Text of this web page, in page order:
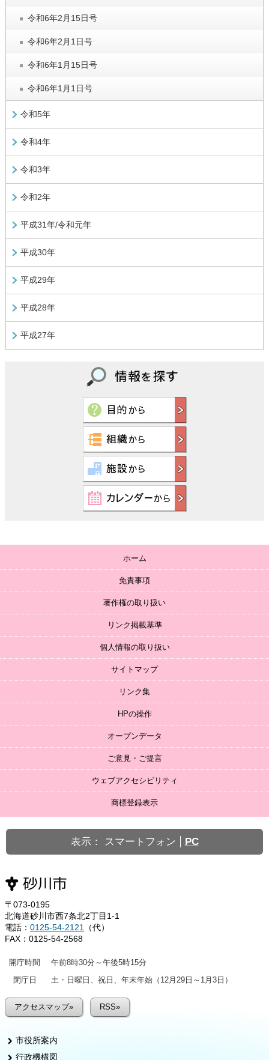
令和6年2月15日号
令和6年2月1日号
令和6年1月15日号
令和6年1月1日号
令和5年
令和4年
令和3年
令和2年
平成31年/令和元年
平成30年
平成29年
平成28年
平成27年
ホーム
免責事項
著作権の取り扱い
リンク掲載基準
個人情報の取り扱い
サイトマップ
リンク集
HPの操作
オープンデータ
ご意見・ご提言
ウェブアクセシビリティ
商標登録表示
表示： スマートフォン PC
〒073-0195
北海道砂川市西7条北2丁目1-1
電話： 0125-54-2121
（代）
FAX：0125-54-2568
開庁時間
午前8時30分～午後5時15分
閉庁日
土・日曜日、祝日、年末年始（12月29日～1月3日）
アクセスマップ» RSS»
市役所案内
行政機構図